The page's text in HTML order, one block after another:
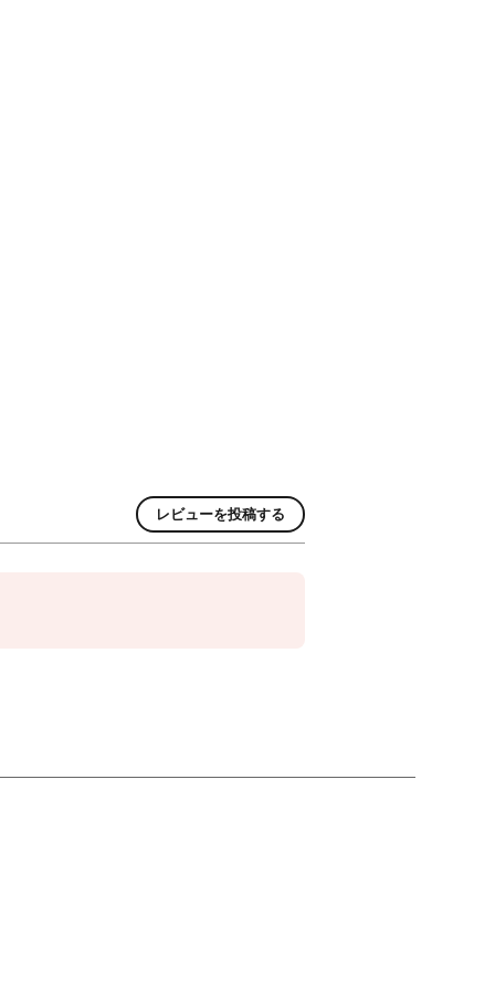
レビューを投稿する